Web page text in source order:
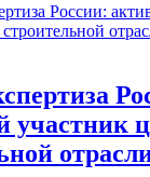
участник